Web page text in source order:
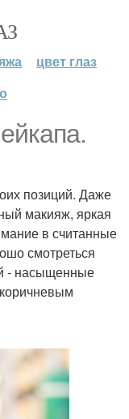
цвет глаз
позиций. Даже
макияж, яркая
в считанные
смотреться
- насыщенные